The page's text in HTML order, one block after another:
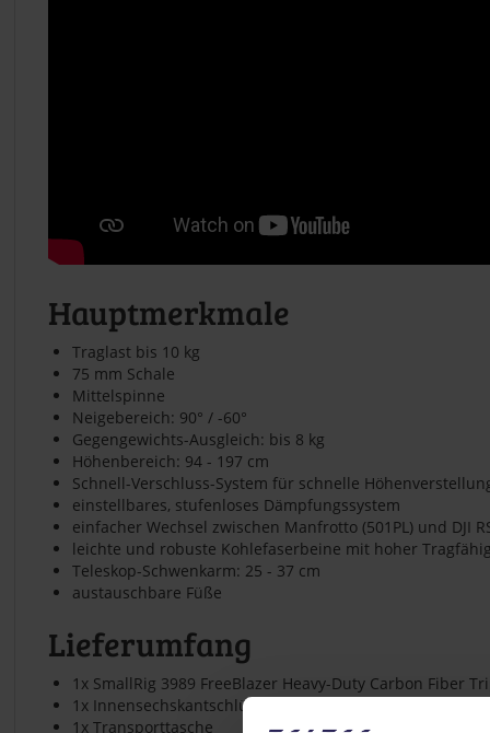
Hauptmerkmale
Traglast bis 10 kg
75 mm Schale
Mittelspinne
Neigebereich: 90° / -60°
Gegengewichts-Ausgleich: bis 8 kg
Höhenbereich: 94 - 197 cm
Schnell-Verschluss-System für schnelle
einstellbares, stufenloses Dämpfungssystem
einfacher Wechsel zwischen Manfrotto (501PL) und DJI
leichte und robuste Kohlefaserbeine mit hoher
Teleskop-Schwenkarm: 25 - 37 cm
austauschbare Füße
Lieferumfang
1x SmallRig 3989 FreeBlazer Heavy-Duty Carbon Fiber
1x Innensechskantschlüssel
1x Transporttasche